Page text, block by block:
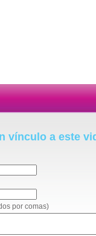
vínculo a este
por comas)